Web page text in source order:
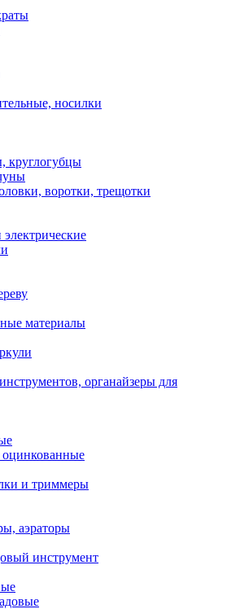
носилки
круглогубцы
воротки, трещотки
материалы
органайзеры для
оцинкованные
и триммеры
аэраторы
инструмент